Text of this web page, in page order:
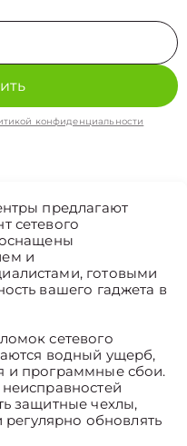
конфиденциальности
предлагают
сетевого
и
готовыми
вашего гаджета в
сетевого
водный ущерб,
и программные сбои.
защитные чехлы,
регулярно обновлять